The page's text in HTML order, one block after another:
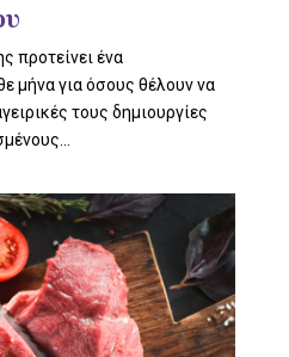
προτείνει ένα
μήνα για όσους θέλουν να
τους δημιουργίες